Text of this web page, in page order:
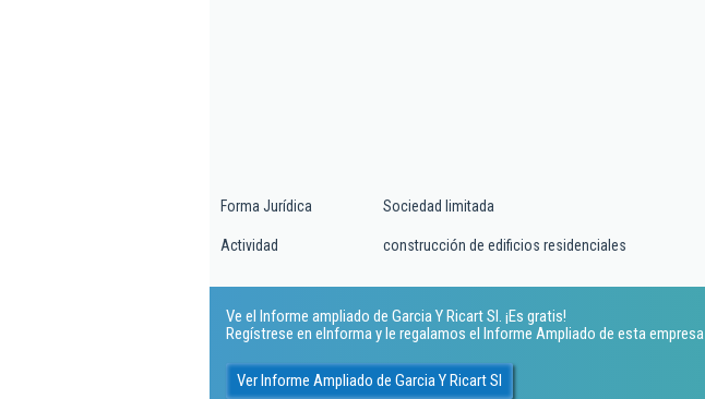
Forma Jurídica Sociedad limitada
Actividad construcción de edificios residenciales
Ve el Informe ampliado de Garcia Y Ricart Sl. ¡Es gratis!
Regístrese en eInforma y le regalamos el Informe Ampliado de esta empresa
Ver Informe Ampliado de Garcia Y Ricart Sl